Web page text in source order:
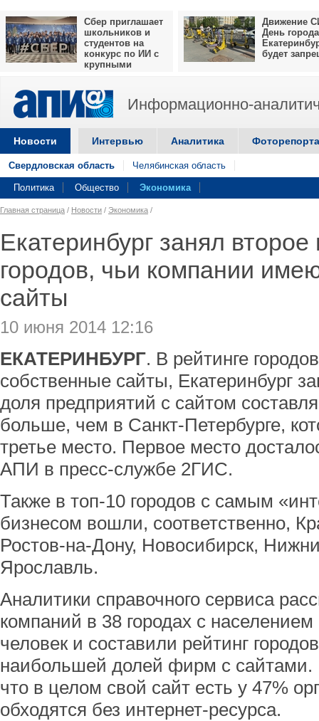
Сбер приглашает
школьников и
студентов на
конкурс по ИИ с
крупными
Движение
День города
будет
Информационно-
Новости Интервью Аналитика
Свердловская область Челябинская область
Политика Общество Экономика
Главная страница / Новости / Экономика /
Екатеринбург занял
городов, чьи компании
сайты
10 июня 2014 12:16
ЕКАТЕРИНБУРГ. В рейтинге
собственные сайты, Екатеринбург
доля предприятий с сайтом
больше, чем в Санкт-Петербурге,
третье место. Первое место
АПИ в пресс-службе 2ГИС.
Также в топ-10 городов с самым
бизнесом вошли, соответственно,
Ростов-на-Дону, Новосибирск,
Ярославль.
Аналитики справочного сервиса
компаний в 38 городах с
человек и составили рейтинг
наибольшей долей фирм с сайтами.
что в целом свой сайт есть у 47%
обходятся без интернет-ресурса.